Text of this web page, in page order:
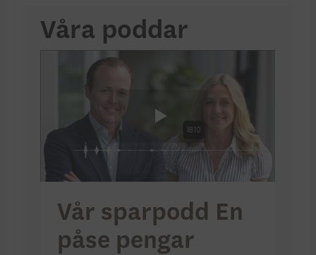
Våra poddar
Vår sparpodd En
påse pengar